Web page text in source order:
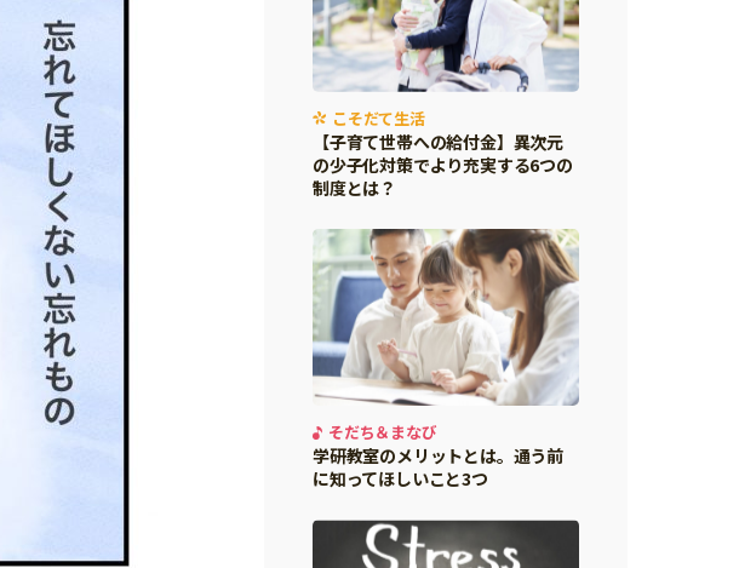
こそだて生活
【子育て世帯への給付金】異次元
の少子化対策でより充実する6つの
制度とは？
そだち＆まなび
学研教室のメリットとは。通う前
に知ってほしいこと3つ